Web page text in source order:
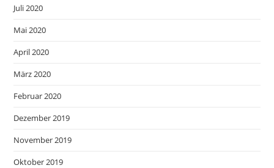
Juli 2020
Mai 2020
April 2020
März 2020
Februar 2020
Dezember 2019
November 2019
Oktober 2019